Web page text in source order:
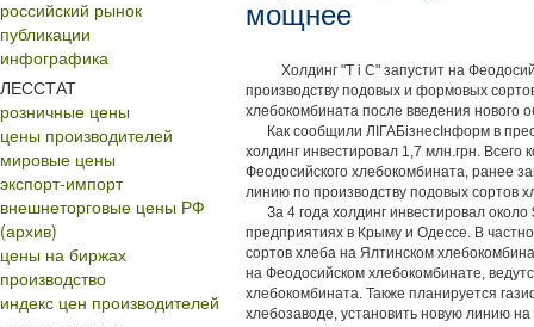
российский рынок
публикации
инфографика
ЛЕССТАТ
розничные цены
цены производителей
мировые цены
экспорт-импорт
внешнеторговые цены РФ
(архив)
цены на биржах
производство
индекс цен производителей
мощнее
Холдинг "Т і С" запустит на
производству подовых и формовых
хлебокомбината после введения
Как сообщили ЛІГАБізнесІнформ в
холдинг инвестировал 1,7 млн.грн. Всего
Феодосийского хлебокомбината, ранее
линию по производству подовых
За 4 года холдинг инвестировал около
предприятиях в Крыму и Одессе. В
сортов хлеба на Ялтинском
на Феодосийском хлебокомбинате,
хлебокомбината. Также планируется
хлебозаводе, установить новую линию